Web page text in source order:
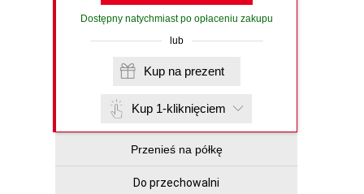
Dostępny natychmiast po opłaceniu zakupu
lub
Kup na prezent
Kup 1-kliknięciem
Przenieś na półkę
Do przechowalni